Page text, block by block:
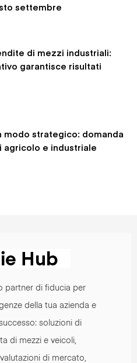
settembre
di mezzi industriali:
garantisce risultati
modo strategico: domanda
e industriale
partner di fiducia per
della tua azienda e
soluzioni di
di mezzi e veicoli,
di mercato,